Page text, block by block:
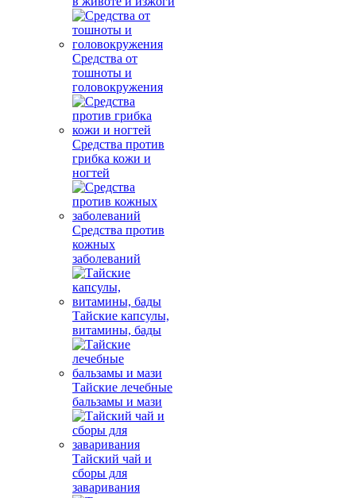
Средства от
тошноты и
головокружения
Средства против
грибка кожи и
ногтей
Средства против
кожных
заболеваний
Тайские капсулы,
витамины, бады
Тайские лечебные
бальзамы и мази
Тайский чай и
сборы для
заваривания